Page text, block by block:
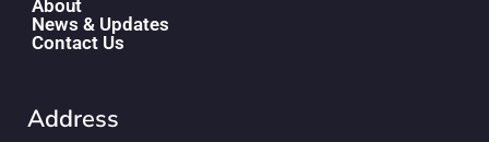
About
News & Updates
Contact Us
Address